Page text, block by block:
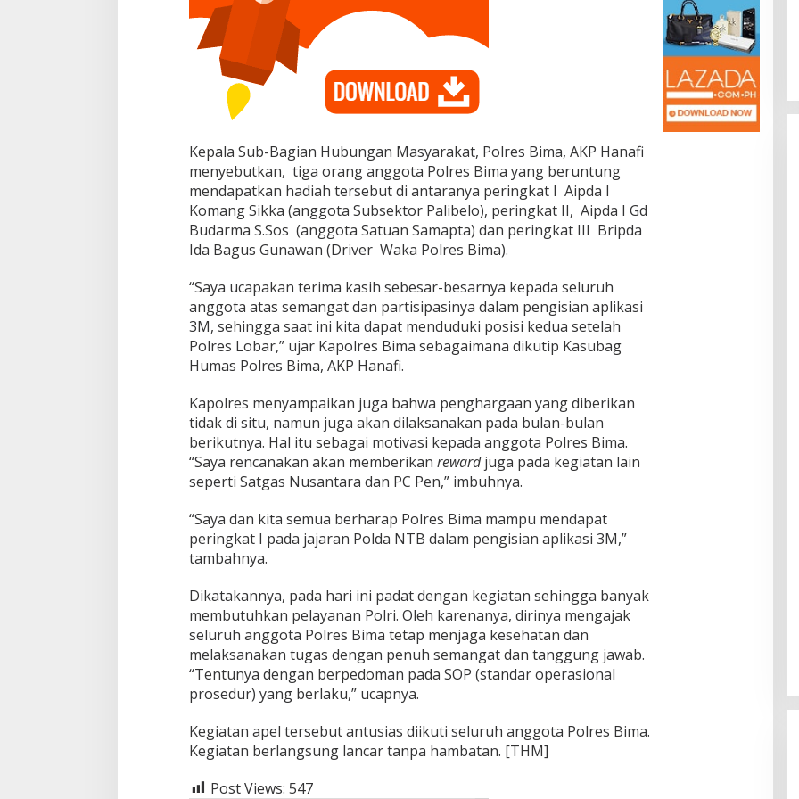
Kepala Sub-Bagian Hubungan Masyarakat, Polres Bima, AKP Hanafi
menyebutkan, tiga orang anggota Polres Bima yang beruntung
mendapatkan hadiah tersebut di antaranya peringkat I Aipda I
Komang Sikka (anggota Subsektor Palibelo), peringkat II, Aipda I Gd
Budarma S.Sos (anggota Satuan Samapta) dan peringkat III Bripda
Ida Bagus Gunawan (Driver Waka Polres Bima).
“Saya ucapakan terima kasih sebesar-besarnya kepada seluruh
anggota atas semangat dan partisipasinya dalam pengisian aplikasi
3M, sehingga saat ini kita dapat menduduki posisi kedua setelah
Polres Lobar,” ujar Kapolres Bima sebagaimana dikutip Kasubag
Humas Polres Bima, AKP Hanafi.
Kapolres menyampaikan juga bahwa penghargaan yang diberikan
tidak di situ, namun juga akan dilaksanakan pada bulan-bulan
berikutnya. Hal itu sebagai motivasi kepada anggota Polres Bima.
“Saya rencanakan akan memberikan rewardjuga pada kegiatan lain
seperti Satgas Nusantara dan PC Pen,” imbuhnya.
“Saya dan kita semua berharap Polres Bima mampu mendapat
peringkat I pada jajaran Polda NTB dalam pengisian aplikasi 3M,”
tambahnya.
Dikatakannya, pada hari ini padat dengan kegiatan sehingga banyak
membutuhkan pelayanan Polri. Oleh karenanya, dirinya mengajak
seluruh anggota Polres Bima tetap menjaga kesehatan dan
melaksanakan tugas dengan penuh semangat dan tanggung jawab.
“Tentunya dengan berpedoman pada SOP (standar operasional
prosedur) yang berlaku,” ucapnya.
Kegiatan apel tersebut antusias diikuti seluruh anggota Polres Bima.
Kegiatan berlangsung lancar tanpa hambatan. [THM]
Post Views: 547
Dr. Syarif Ahmad M.Si : Banyak
Karya Inovasi Pendidikan di BRIDA
Layak Mendapat Atensi dan Perlu
Difasilitasi Pemerintah
November 13, 2025